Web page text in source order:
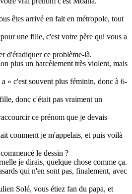
êtes arrivé en fait en métropole, tout
une fille, c'est votre père qui vous a
d'éradiquer ce problème-là.
plus un harcèlement très violent, mais
» c'est souvent plus féminin, donc à 6-
donc c'était pas vraiment un
ce prénom que je devais
comment je m'appelais, et puis voilà
le dessin ?
je dirais, quelque chose comme ça.
qui n'en sont pas, finalement, avec
Solé, vous étiez fan du papa, et